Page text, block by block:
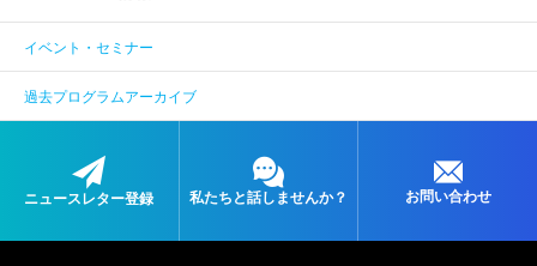
イベント・セミナー
過去プログラムアーカイブ
ニュースレター登録 私たちと話しませんか？ お問い合わせ